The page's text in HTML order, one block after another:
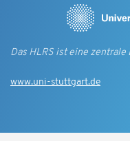
Das HLRS ist eine
www.uni-stuttgart.de